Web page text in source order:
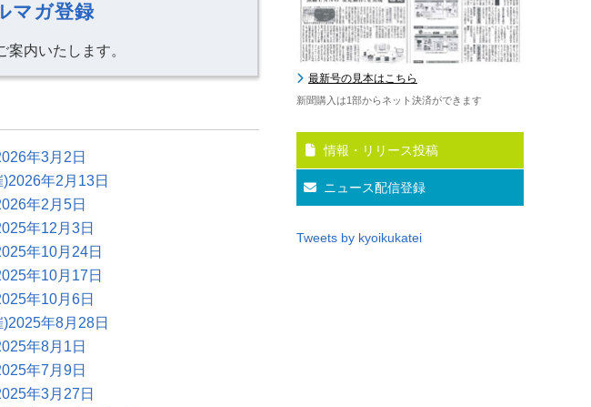
マガ登録
内いたします。
年3月2日
年2月13日
年2月5日
年12月3日
年10月24日
年10月17日
年10月6日
年8月28日
年8月1日
年7月9日
年3月27日
最新号の見本はこちら
新聞購入は1部からネット決済ができます
情報・リリース投稿
ニュース配信登録
Tweets by kyoikukatei